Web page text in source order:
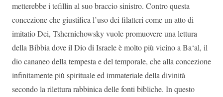
metterebbe i tefillin al suo braccio sinistro. Contro questa
concezione che giustifica l’uso dei filatteri come un atto di
imitatio Dei, Tshernichowsky vuole promuovere una lettura
della Bibbia dove il Dio di Israele è molto più vicino a Ba‘al, il
dio cananeo della tempesta e del temporale, che alla concezione
infinitamente più spirituale ed immateriale della divinità
secondo la rilettura rabbinica delle fonti bibliche. In questo